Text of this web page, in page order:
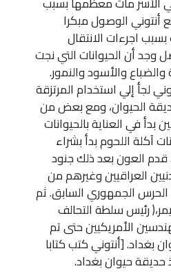
أنتوني الوصول مبكرا
اجرءات الانتقال
وجد أن الحيوانات التي نجت
والأسود والنمور.
لجأ إلي استخدام المرتزقة
الحيوان، ومع بعض من
بدأ في العناية بالحيوانات
آكلة اللحوم بدأ بشراء
قدم العون بعد ذلك جنود
العراقيين وغيرهم من
الجمهوري السابق. ثم
رئيس سلطة التحالف
الأمريكيين حتى تم
بغداد. [أنتوني كتب كتابا
حديقة حيوان بغداد.